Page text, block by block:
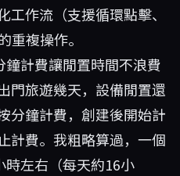
作流（支援循環點擊、
重複操作。
計費讓閒置時間不浪費
門旅遊幾天，設備閒置還
分鐘計費，創建後開始計
計費。我粗略算過，一個
時左右（每天約16小